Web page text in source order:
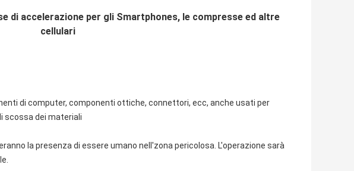
di accelerazione per gli Smartphones, le compresse ed altre
cellulari
di computer, componenti ottiche, connettori, ecc, anche usati per
scossa dei materiali
la presenza di essere umano nell'zona pericolosa. L'operazione sarà